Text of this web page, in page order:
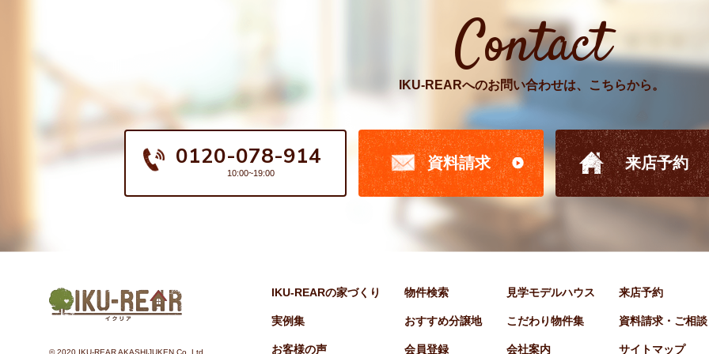
Contact
IKU-REARへのお問い合わせは、こちらから。
0120-078-914
10:00~19:00
資料請求 来店予約
©︎ 2020 IKU-REAR AKASHIJUKEN Co.,Ltd.
IKU-REARの家づくり
実例集
お客様の声
物件検索
おすすめ分譲地
会員登録
見学モデルハウス
こだわり物件集
会社案内
来店予約
資料請求・ご相談
サイトマップ